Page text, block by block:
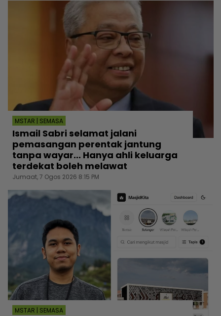
MSTAR | SEMASA
Ismail Sabri selamat jalani
pemasangan perentak jantung
tanpa wayar... Hanya ahli keluarga
terdekat boleh melawat
Jumaat, 7 Ogos 2026 8:15 PM
MSTAR | SEMASA